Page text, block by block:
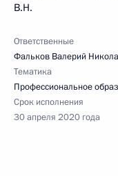
В.Н.
Ответственные
Фальков Валерий
Тематика
Профессиональное
Срок исполнения
30 апреля 2020 года